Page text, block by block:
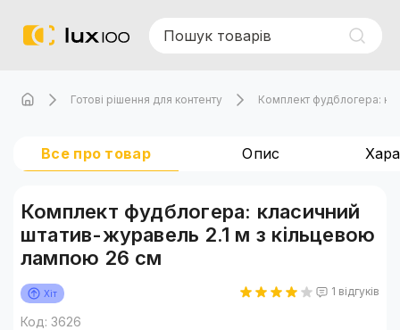
Готові рішення для контенту Комплект фудблогера:
Все про товар Опис
Комплект фудблогера: класичний
штатив-журавель 2.1 м з кільцевою
лампою 26 см
Хіт 1 відгуків
Код: 3626